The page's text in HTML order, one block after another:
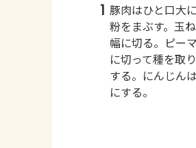
1 豚肉はひと口大
粉をまぶす。玉
幅に切る。ピー
に切って種を取
する。にんじん
にする。